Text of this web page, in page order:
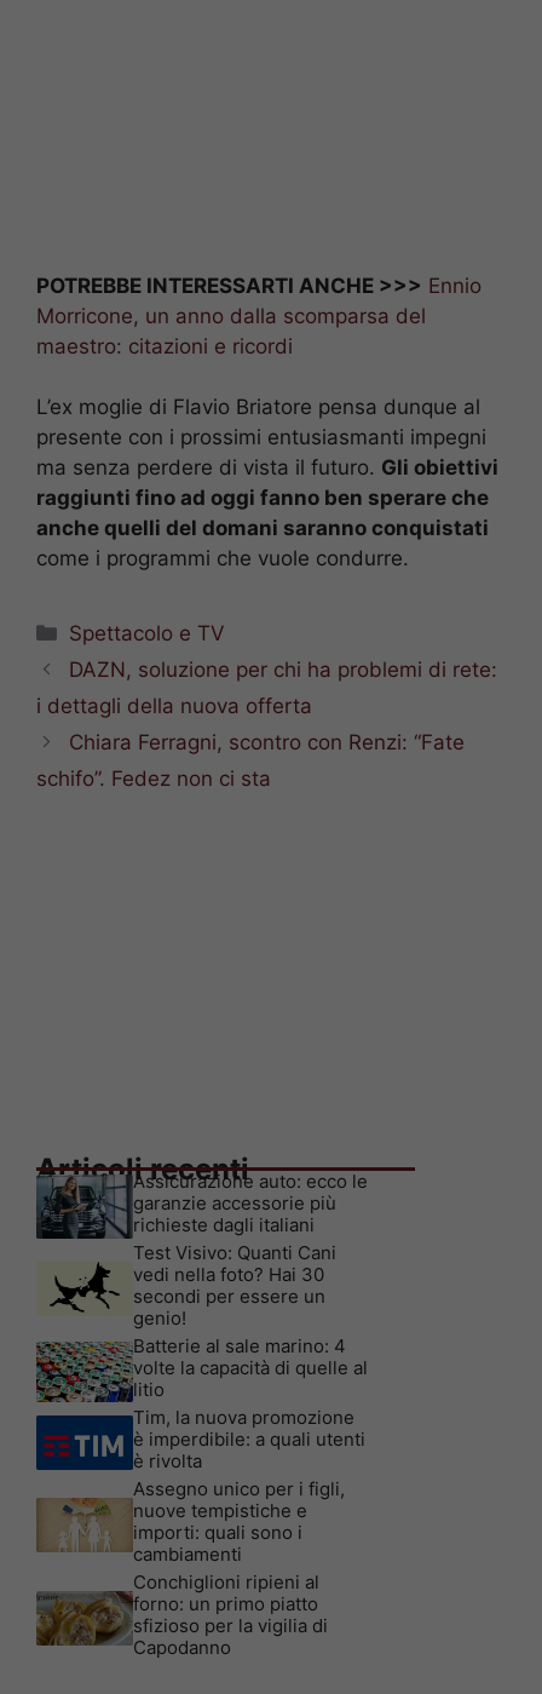
POTREBBE INTERESSARTI ANCHE >>> Ennio
Morricone, un anno dalla scomparsa del
maestro: citazioni e ricordi
L’ex moglie di Flavio Briatore pensa dunque al
presente con i prossimi entusiasmanti impegni
ma senza perdere di vista il futuro. Gli obiettivi
raggiunti fino ad oggi fanno ben sperare che
anche quelli del domani saranno conquistati
come i programmi che vuole condurre.
Categorie
Spettacolo e TV
DAZN, soluzione per chi ha problemi di rete:
i dettagli della nuova offerta
Chiara Ferragni, scontro con Renzi: “Fate
schifo”. Fedez non ci sta
Articoli recenti
Assicurazione auto: ecco le
garanzie accessorie più
richieste dagli italiani
Test Visivo: Quanti Cani
vedi nella foto? Hai 30
secondi per essere un
genio!
Batterie al sale marino: 4
volte la capacità di quelle al
litio
Tim, la nuova promozione
è imperdibile: a quali utenti
è rivolta
Assegno unico per i figli,
nuove tempistiche e
importi: quali sono i
cambiamenti
Conchiglioni ripieni al
forno: un primo piatto
sfizioso per la vigilia di
Capodanno